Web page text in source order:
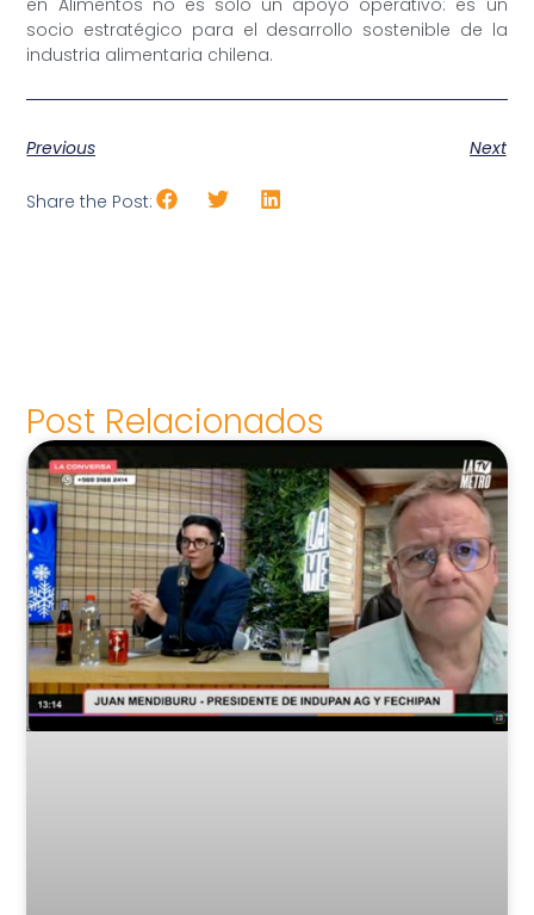
socio estratégico para el desarrollo sostenible de la
industria alimentaria chilena.
Previous Next
Share the Post:
Post Relacionados